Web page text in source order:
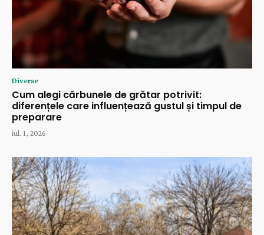
Diverse
Cum alegi cărbunele de grătar potrivit:
diferențele care influențează gustul și timpul de
preparare
iul. 1, 2026